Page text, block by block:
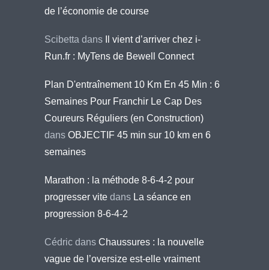
de l’économie de course
Scibetta dans
Il vient d’arriver chez i-
Run.fr : MyTens de Bewell Connect
Plan D'entraînement 10 Km En 45 Min : 6
Semaines Pour Franchir Le Cap Des
Coureurs Réguliers (en Construction)
dans OBJECTIF 45 min sur 10 km en 6
semaines
Marathon : la méthode 8-6-4-2 pour
progresser vite dans La séance en
progression 8-6-4-2
Cédric dans Chaussures : la nouvelle
vague de l’oversize est-elle vraiment